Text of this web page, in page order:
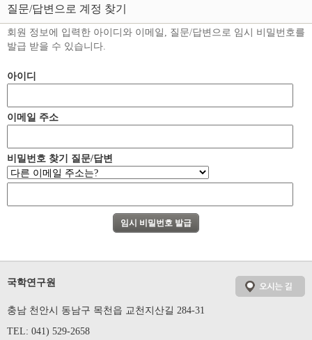
질문/답변으로 계정 찾기
회원 정보에 입력한 아이디와 이메일, 질문/답변으로 임시 비밀번호를
발급 받을 수 있습니다.
아이디
이메일 주소
비밀번호 찾기 질문/답변
국학연구원
충남 천안시 동남구 목천읍 교천지산길 284-31
TEL: 041) 529-2658